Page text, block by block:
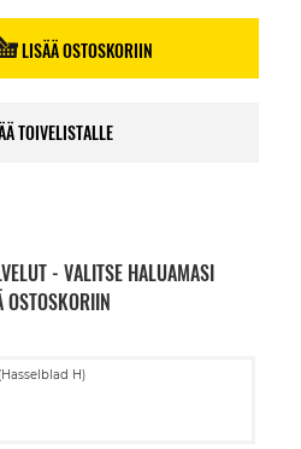
LISÄÄ OSTOSKORIIN
TOIVELISTALLE
- VALITSE HALUAMASI
OSTOSKORIIN
H)